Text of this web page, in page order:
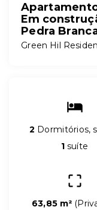
Em
Pedra
Green Hil
2 Dormitórios,
1 suíte
63,85 m² (